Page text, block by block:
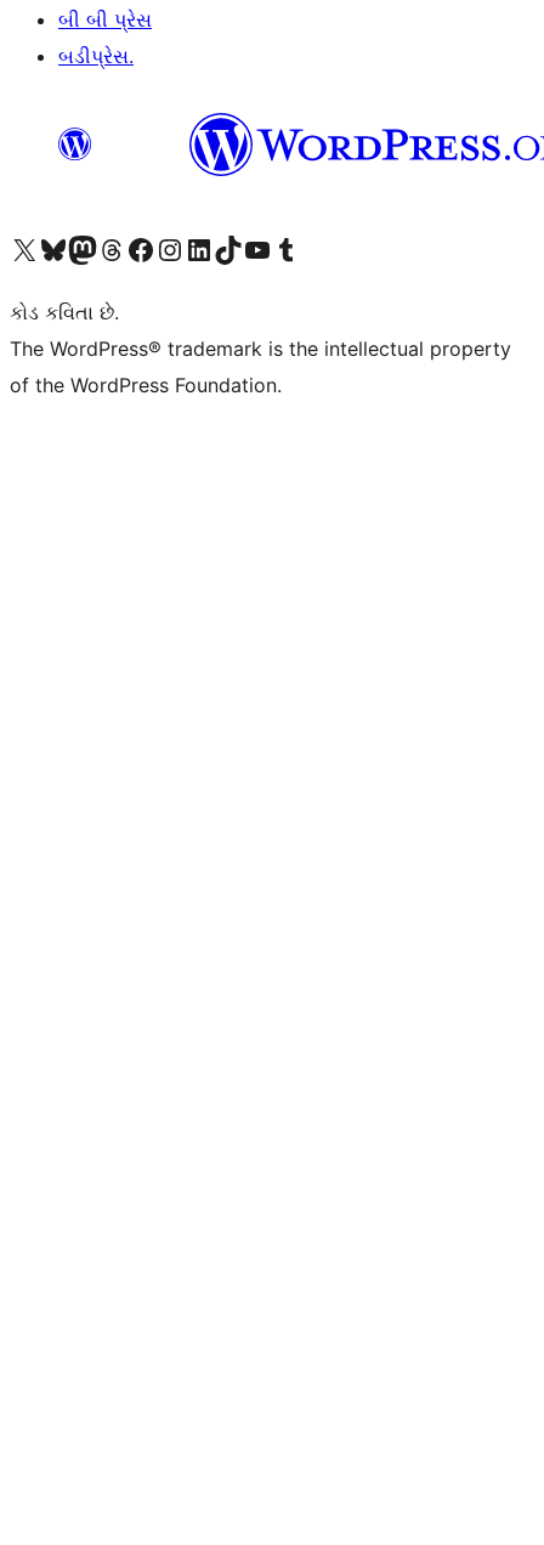
બી બી પ્રેસ
બડીપ્રેસ.
અમારા X (અગાઉ ટ્વિટર) એકાઉન્ટની મુલાકાત લોઅમારા Bluesky એકાઉન્ટની મુલાકાત લોઅમારા માસ્ટોડોન એકાઉન્ટની મુલાકાત લોઅમારા Threads એકાઉન્ટની મુલાકાત લો અમારા ફેસબુક પેજની મુલાકાત લોઅમારા ઇન્સ્ટાગ્રામ એકાઉન્ટની મુલાકાત લો અમારા LinkedIn એકાઉન્ટની મુલાકાત લોઅમારા TikTok એકાઉન્ટની મુલાકાત લોઅમારી YouTube ચેનલની મુલાકાત લો અમારા Tumblr એકાઉન્ટની મુલાકાત લો
કોડ કવિતા છે.
The WordPress® trademark is the intellectual property
of the WordPress Foundation.